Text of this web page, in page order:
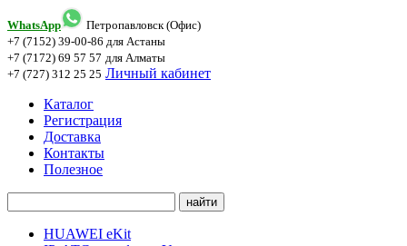
WhatsApp
Петропавловск (Офис)
+7 (7152) 39-00-86 для Астаны
+7 (7172) 69 57 57 для Алматы
+7 (727) 312 25 25 Личный кабинет
Каталог
Регистрация
Доставка
Контакты
Полезное
HUAWEI eKit